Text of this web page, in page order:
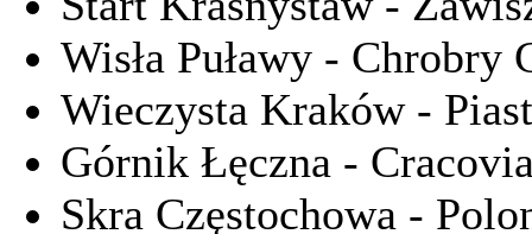
Wisła Puławy - Chrobry
Wieczysta Kraków -
Górnik Łęczna -
Skra Częstochowa -